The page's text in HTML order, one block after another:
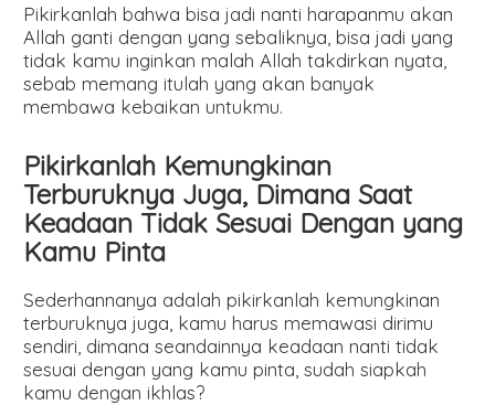
Pikirkanlah bahwa bisa jadi nanti harapanmu akan
Allah ganti dengan yang sebaliknya, bisa jadi yang
tidak kamu inginkan malah Allah takdirkan nyata,
sebab memang itulah yang akan banyak
membawa kebaikan untukmu.
Pikirkanlah Kemungkinan
Terburuknya Juga, Dimana Saat
Keadaan Tidak Sesuai Dengan yang
Kamu Pinta
Sederhannanya adalah pikirkanlah kemungkinan
terburuknya juga, kamu harus memawasi dirimu
sendiri, dimana seandainnya keadaan nanti tidak
sesuai dengan yang kamu pinta, sudah siapkah
kamu dengan ikhlas?